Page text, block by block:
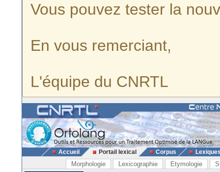
Vous pouvez tester la
En vous remerciant,
L'équipe du CNRTL
Accueil Portail lexical Corpus
Morphologie Lexicographie Etymologie